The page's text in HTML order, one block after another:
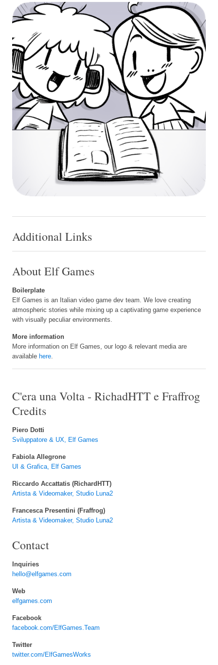
Additional Links
About Elf Games
Boilerplate
Elf Games is an Italian video game dev team. We love creating
atmospheric stories while mixing up a captivating game experience
with visually peculiar environments.
More information
More information on Elf Games, our logo & relevant media are
available here
C'era una Volta - RichadHTT e Fraffrog
Credits
Piero Dotti
Sviluppatore & UX, Elf Games
Fabiola Allegrone
UI & Grafica, Elf Games
Riccardo Accattatis (RichardHTT)
Artista & Videomaker, Studio Luna2
Francesca Presentini (Fraffrog)
Artista & Videomaker, Studio Luna2
Contact
Inquiries
hello@elfgames.com
Web
elfgames.com
Facebook
facebook.com/ElfGames.Team
Twitter
twitter.com/ElfGamesWorks